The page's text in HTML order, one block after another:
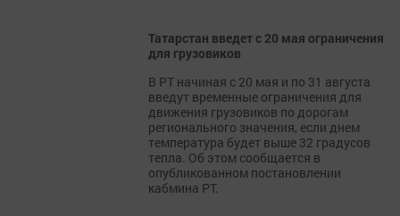
Татарстан введет с 20 мая ограничения
для грузовиков
В РТ начиная с 20 мая и по 31 августа
введут временные ограничения для
движения грузовиков по дорогам
регионального значения, если днем
температура будет выше 32 градусов
тепла. Об этом сообщается в
опубликованном постановлении
кабмина РТ.